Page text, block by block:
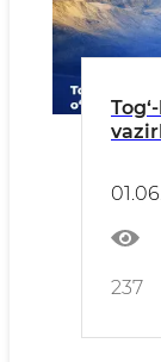
237